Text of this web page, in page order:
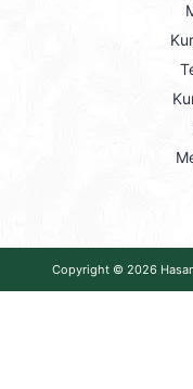
Copyright © 2026